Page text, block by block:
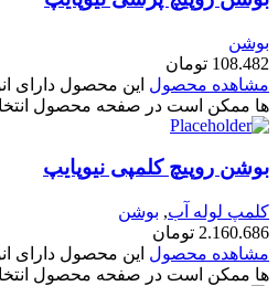
بوشن
108.482 تومان
مشاهده محصول این محصول دارای
ها ممکن است در صفحه محصول
بوشن روپیچ کلمپی نیوپایپ
کلمپ لوله آب, بوشن
2.160.686 تومان
مشاهده محصول این محصول دارای
ها ممکن است در صفحه محصول